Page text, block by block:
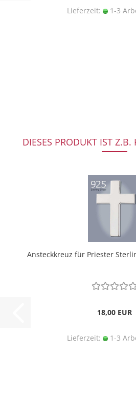
Lieferzeit: 1-3
DIESES PRODUKT IST
Ansteckkreuz für Priester
18,00 EUR
Lieferzeit: 1-3